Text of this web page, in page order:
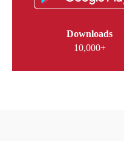
Downloads
10,000+